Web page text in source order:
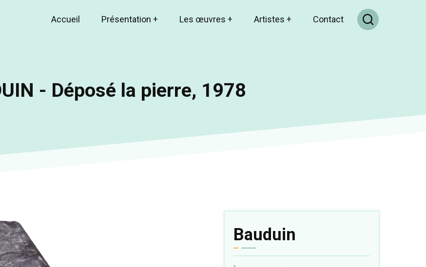
Main
Accueil Présentation + Les œuvres + Artistes + Contact
- Déposé la pierre, 1978
Bauduin